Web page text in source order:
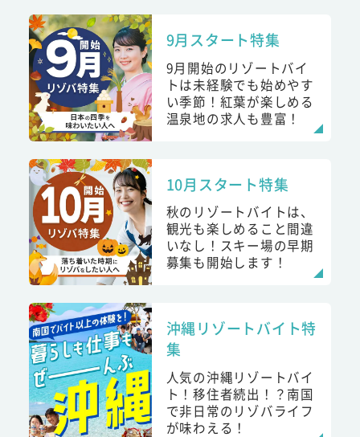
9月スタート特集
9月開始のリゾートバイ
トは未経験でも始めやす
い季節！紅葉が楽しめる
温泉地の求人も豊富！
10月スタート特集
秋のリゾートバイトは、
観光も楽しめること間違
いなし！スキー場の早期
募集も開始します！
沖縄リゾートバイト特
集
人気の沖縄リゾートバイ
ト！移住者続出！？南国
で非日常のリゾバライフ
が味わえる！